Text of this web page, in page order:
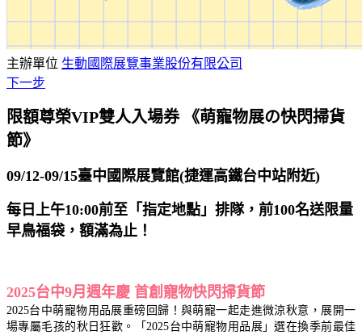
主辦單位 生動國際展覽事業股份有限公司
下一步
限額尊榮VIP雙人入場券
《萌寵物展の快閃掃貨
節》
09/12-09/15臺中國際展覽館(捷運高鐵台中站附近)
每日上午10:00前至「指定地點」排隊，前100名送限量
早鳥福袋，額滿為止！
2025台中9月週年慶 首創寵物快閃掃貨節
2025台中萌寵物用品展重磅回歸！與萌寵一起走進微涼秋意，展開一
場專屬毛孩的秋日狂歡。「2025台中萌寵物用品展」選在換季前最佳